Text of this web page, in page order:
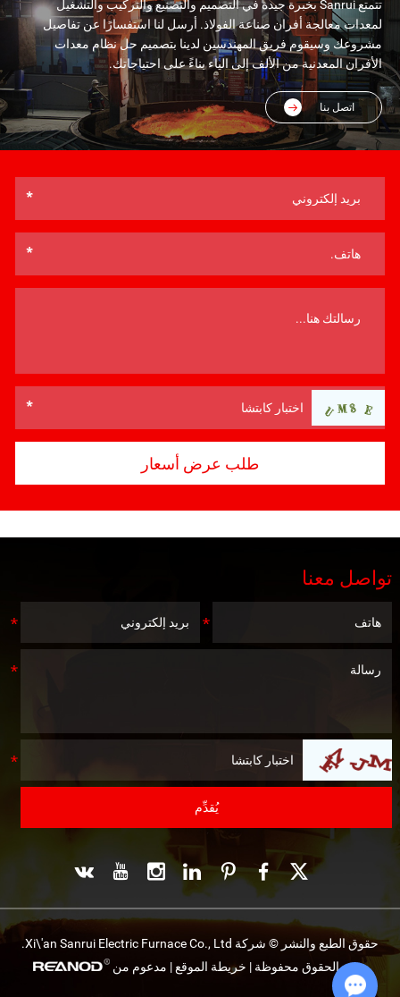
تتمتع Sanrui بخبرة جيدة في التصميم والتصنيع والتركيب والتشغيل
لمعدات معالجة أفران صناعة الفولاذ. أرسل لنا استفسارًا عن تفاصيل
مشروعك وسيقوم فريق المهندسين لدينا بتصميم حل نظام معدات
الأفران المعدنية من الألف إلى الياء بناءً على احتياجاتك.
اتصل بنا
تواصل معنا
حقوق الطبع والنشر © شركة Xi\'an Sanrui Electric Furnace Co., Ltd.
جميع الحقوق محفوظة | خريطة الموقع| مدعوم من